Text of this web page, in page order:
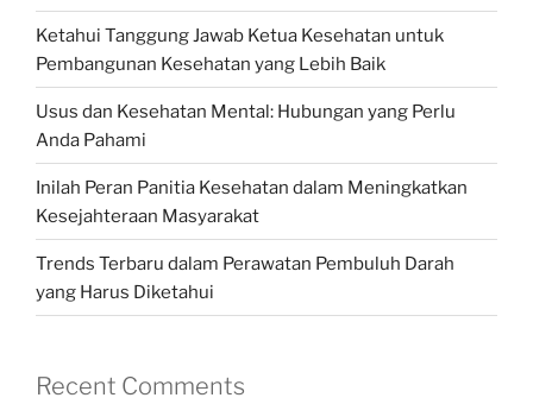
Ketahui Tanggung Jawab Ketua Kesehatan untuk
Pembangunan Kesehatan yang Lebih Baik
Usus dan Kesehatan Mental: Hubungan yang Perlu
Anda Pahami
Inilah Peran Panitia Kesehatan dalam Meningkatkan
Kesejahteraan Masyarakat
Trends Terbaru dalam Perawatan Pembuluh Darah
yang Harus Diketahui
Recent Comments